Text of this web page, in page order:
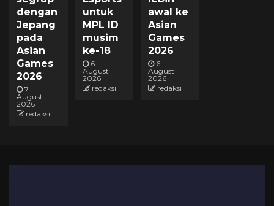
dengan
Jepang
pada
Asian
Games
2026
7
August
2026
redaksi
untuk
MPL ID
musim
ke-18
6
August
2026
redaksi
awal ke
Asian
Games
2026
6
August
2026
redaksi